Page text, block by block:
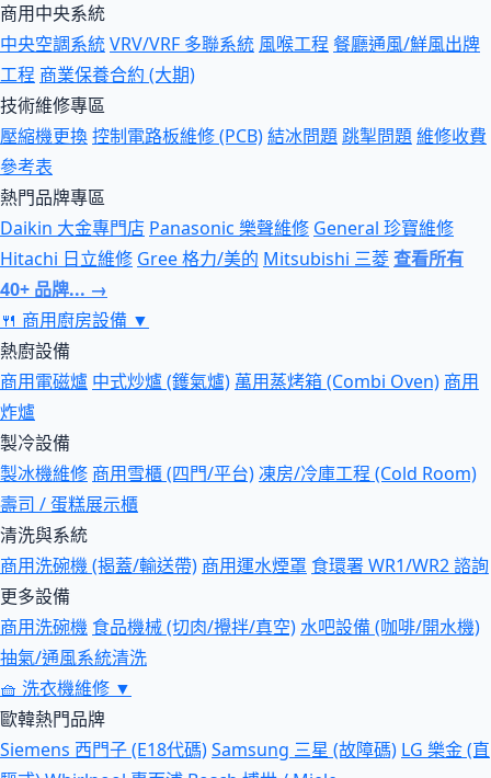
商用中央系統
中央空調系統VRV/VRF 多聯系統 風喉工程 餐廳通風/鮮風出牌
工程 商業保養合約 (大期)
技術維修專區
壓縮機更換控制電路板維修 (PCB)結冰問題跳掣問題維修收費
參考表
熱門品牌專區
Daikin 大金專門店 Panasonic 樂聲維修 General 珍寶維修
Hitachi 日立維修 Gree 格力/美的 Mitsubishi 三菱查看所有
40+ 品牌... →
🍴 商用廚房設備 ▼
熱廚設備
商用電磁爐 中式炒爐 (鑊氣爐) 萬用蒸烤箱 (Combi Oven) 商用
炸爐
製冷設備
製冰機維修 商用雪櫃 (四門/平台)凍房/冷庫工程 (Cold Room)
壽司 / 蛋糕展示櫃
清洗與系統
商用洗碗機 (揭蓋/輸送帶) 商用運水煙罩 食環署 WR1/WR2 諮詢
更多設備
商用洗碗機 食品機械 (切肉/攪拌/真空)水吧設備 (咖啡/開水機)
抽氣/通風系統清洗
🧺 洗衣機維修 ▼
歐韓熱門品牌
Siemens 西門子 (E18代碼)Samsung 三星 (故障碼) LG 樂金 (直